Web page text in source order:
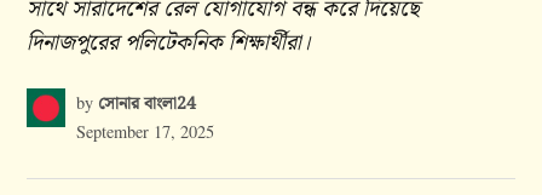
সাথে সারাদেশের রেল যোগাযোগ বন্ধ করে দিয়েছে
দিনাজপুরের পলিটেকনিক শিক্ষার্থীরা।
by সোনার বাংলা24
September 17, 2025